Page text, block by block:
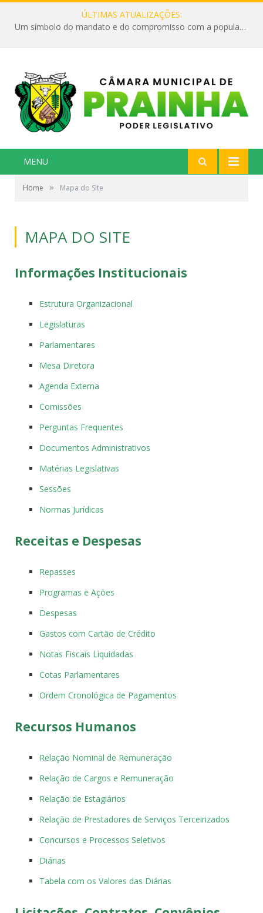
ÚLTIMAS ATUALIZAÇÕES:
Um símbolo do mandato e do compromisso com a população
MENU
Home » Mapa do Site
MAPA DO SITE
Informações Institucionais
Estrutura Organizacional
Legislaturas
Parlamentares
Mesa Diretora
Agenda Externa
Comissões
Perguntas Frequentes
Documentos Administrativos
Matérias Legislativas
Sessões
Normas Jurídicas
Receitas e Despesas
Repasses
Programas e Ações
Despesas
Gastos com Cartão de Crédito
Notas Fiscais Liquidadas
Cotas Parlamentares
Ordem Cronológica de Pagamentos
Recursos Humanos
Relação Nominal de Remuneração
Relação de Cargos e Remuneração
Relação de Estagiários
Relação de Prestadores de Serviços Terceirizados
Concursos e Processos Seletivos
Diárias
Tabela com os Valores das Diárias